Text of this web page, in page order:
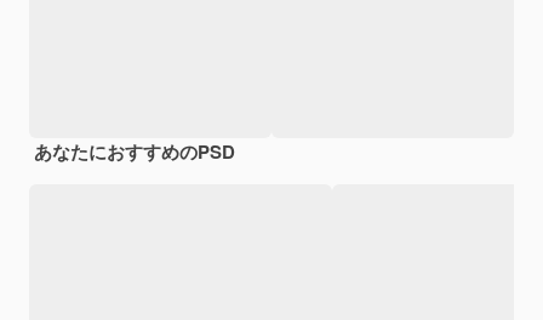
あなたにおすすめのPSD